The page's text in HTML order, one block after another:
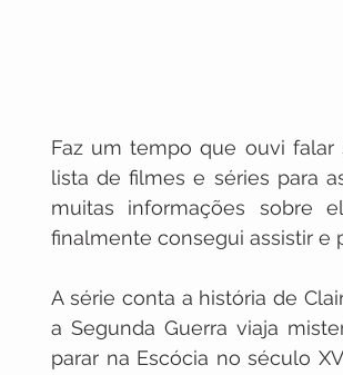
Faz um tempo que ouvi falar
lista de filmes e séries para
muitas informações sobre
finalmente consegui assistir e
A série conta a história de
a Segunda Guerra viaja
parar na Escócia no século